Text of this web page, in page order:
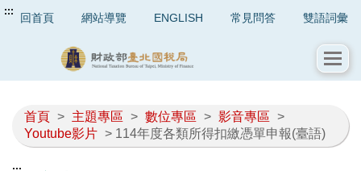
::: 回首頁 網站導覽 ENGLISH 常見問答 雙語詞彙
首頁 > 主題專區 > 數位專區 > 影音專區 >
Youtube影片 > 114年度各類所得扣繳憑單申報(臺語)